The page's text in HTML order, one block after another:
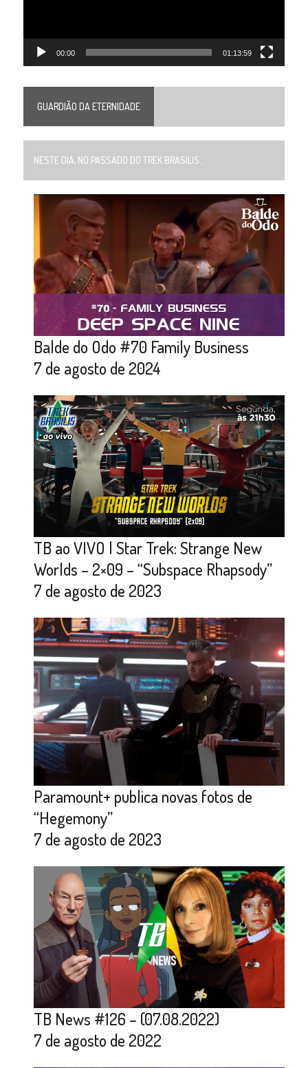
00:00 01:13:59
GUARDIÃO DA ETERNIDADE
NESTE DIA, NO PASSADO DO TREK BRASILIS...
Balde do Odo #70 Family Business
7 de agosto de 2024
TB ao VIVO | Star Trek: Strange New
Worlds – 2×09 – “Subspace Rhapsody”
7 de agosto de 2023
Paramount+ publica novas fotos de
“Hegemony”
7 de agosto de 2023
TB News #126 – (07.08.2022)
7 de agosto de 2022